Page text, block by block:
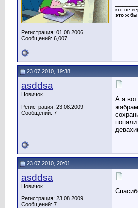
Регистрация: 01.08.2006
Сообщений: 6,007
кто не
это ж
23.07.2010, 19:38
asddsa
Новичок
Регистрация: 23.08.2009
Сообщений: 7
А я
23.07.2010, 20:01
asddsa
Новичок
Регистрация: 23.08.2009
Сообщений: 7